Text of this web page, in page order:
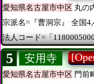
愛知県名古屋市中区 丸の
宗派名=『曹洞宗』
全国
法人コード=「
5 安用寺
愛知県名古屋市中区 門前